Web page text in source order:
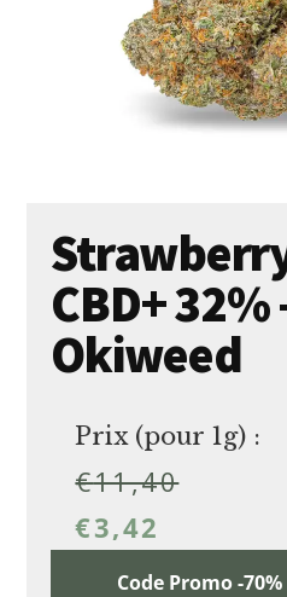
CBD+ 32%
Okiweed
Prix (pour 1g) :
€11,40
€3,42
Code Promo -